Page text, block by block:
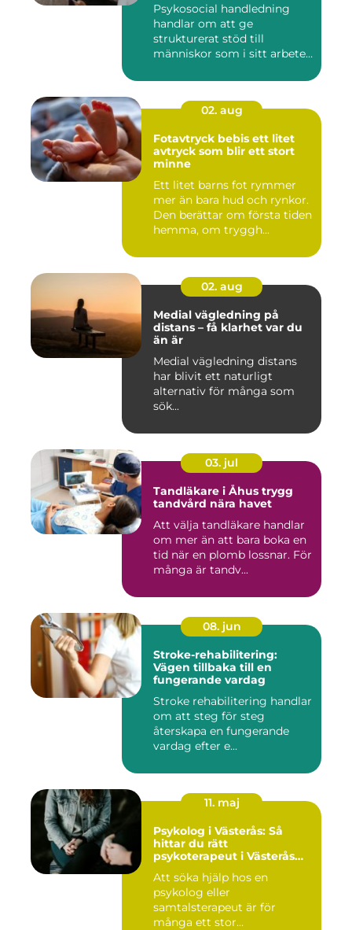
Psykosocial handledning
handlar om att ge
strukturerat stöd till
människor som i sitt arbete
02. aug
Fotavtryck bebis ett litet
avtryck som blir ett stort
minne
Ett litet barns fot rymmer
mer än bara hud och rynkor.
Den berättar om första tiden
hemma, om tryggh...
02. aug
Medial vägledning på
distans – få klarhet var du
än är
Medial vägledning distans
har blivit ett naturligt
alternativ för många som
sök...
03. jul
Tandläkare i Åhus trygg
tandvård nära havet
Att välja tandläkare handlar
om mer än att bara boka en
tid när en plomb lossnar. För
många är tandv...
08. jun
Stroke-rehabilitering:
Vägen tillbaka till en
fungerande vardag
Stroke rehabilitering handlar
om att steg för steg
återskapa en fungerande
vardag efter e...
11. maj
Psykolog i Västerås: Så
hittar du rätt
psykoterapeut i Västerås
Att söka hjälp hos en
psykolog eller
samtalsterapeut är för
många ett stor...